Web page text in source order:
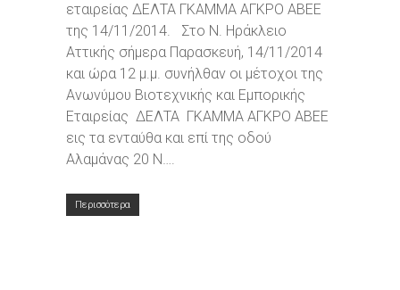
εταιρείας ΔΕΛΤΑ ΓΚΑΜΜΑ ΑΓΚΡΟ ΑΒΕΕ
της 14/11/2014. Στο Ν. Ηράκλειο
Αττικής σήμερα Παρασκευή, 14/11/2014
και ώρα 12 μ.μ. συνήλθαν οι μέτοχοι της
Ανωνύμου Βιοτεχνικής και Εμπορικής
Εταιρείας ΔΕΛΤΑ ΓΚΑΜΜΑ ΑΓΚΡΟ ΑΒΕΕ
εις τα ενταύθα και επί της οδού
Αλαμάνας 20 Ν….
Περισσότερα